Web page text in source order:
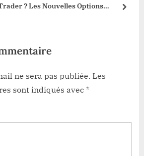
? Les Nouvelles Options
next
ne sera pas publiée. Les
sont indiqués avec *